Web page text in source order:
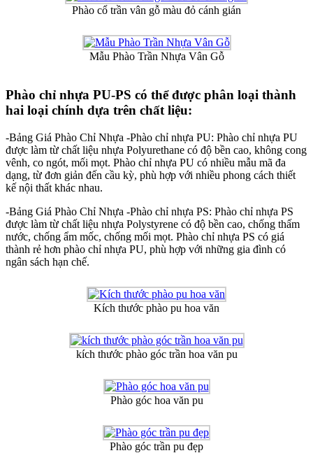
Phào cổ trần vân gỗ màu đỏ cánh gián
Mẫu Phào Trần Nhựa Vân Gỗ
Phào chỉ nhựa PU-PS có thể được phân loại thành
hai loại chính dựa trên chất liệu:
-Bảng Giá Phào Chỉ Nhựa -Phào chỉ nhựa PU: Phào chỉ nhựa PU
được làm từ chất liệu nhựa Polyurethane có độ bền cao, không cong
vênh, co ngót, mối mọt. Phào chỉ nhựa PU có nhiều mẫu mã đa
dạng, từ đơn giản đến cầu kỳ, phù hợp với nhiều phong cách thiết
kế nội thất khác nhau.
-Bảng Giá Phào Chỉ Nhựa -Phào chỉ nhựa PS: Phào chỉ nhựa PS
được làm từ chất liệu nhựa Polystyrene có độ bền cao, chống thấm
nước, chống ẩm mốc, chống mối mọt. Phào chỉ nhựa PS có giá
thành rẻ hơn phào chỉ nhựa PU, phù hợp với những gia đình có
ngân sách hạn chế.
Kích thước phào pu hoa văn
kích thước phào góc trần hoa văn pu
Phào góc hoa văn pu
Phào góc trần pu đẹp